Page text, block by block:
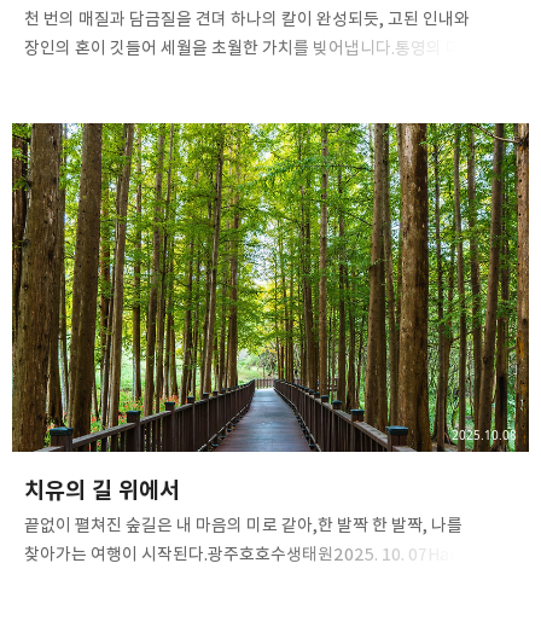
​천 번의 매질과 담금질을 견뎌 하나의 칼이 완성되듯, 고된 인내와
장인의 혼이 깃들어 세월을 초월한 가치를 빚어냅니다.​통영의 마지막
대장장이#석냥간 #성냥간 #통영대장간 #대장간#흑백사진 #모노크롬
#장인 #통영여행#핫셀블라드 #핫셀블라드X2DII #
핫셀X2DII#hasselblad #X2D2 #X2DII
#2035E#hasselbladxcd2035 #hasselbladphotos#XCD2035E
#ShotOnHasselblad
치유의 길 위에서
2025.10.08
끝없이 펼쳐진 숲길은 내 마음의 미로 같아,한 발짝 한 발짝, 나를
찾아가는 여행이 시작된다.광주호호수생태원2025. 10. 07​Hasselblad